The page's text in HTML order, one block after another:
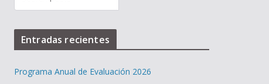
Entradas recientes
Programa Anual de Evaluación 2026